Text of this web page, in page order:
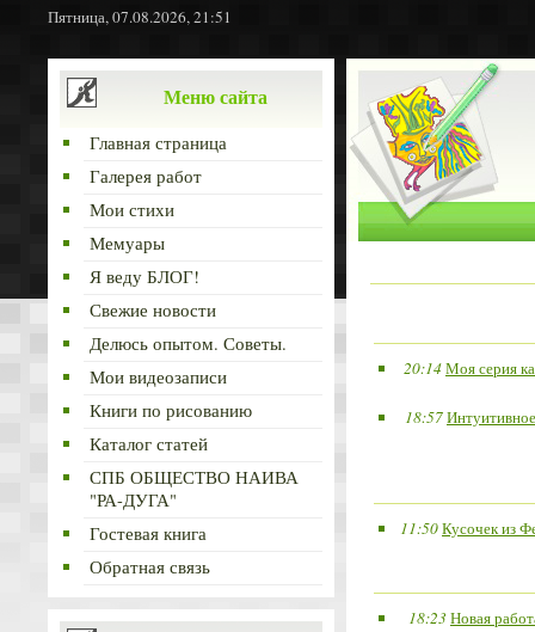
Пятница, 07.08.2026, 21:51
Меню сайта
Главная страница
Галерея работ
Мои стихи
Мемуары
Я веду БЛОГ!
Свежие новости
Делюсь опытом. Советы.
Мои видеозаписи
Книги по рисованию
Каталог статей
СПБ ОБЩЕСТВО НАИВА
"РА-ДУГА"
Гостевая книга
Обратная связь
20:14Моя серия
18:57
11:50Кусочек из
18:23Новая